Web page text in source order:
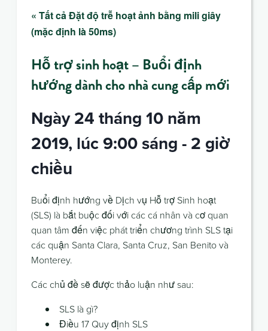
« Tất cả Đặt độ trễ hoạt ảnh bằng mili giây
(mặc định là 50ms)
Hỗ trợ sinh hoạt – Buổi định
hướng dành cho nhà cung cấp mới
Ngày 24 tháng 10 năm
2019, lúc 9:00 sáng - 2 giờ
chiều
Buổi định hướng về Dịch vụ Hỗ trợ Sinh hoạt
(SLS) là bắt buộc đối với các cá nhân và cơ quan
quan tâm đến việc phát triển chương trình SLS tại
các quận Santa Clara, Santa Cruz, San Benito và
Monterey.
Các chủ đề sẽ được thảo luận như sau:
SLS là gì?
Điều 17 Quy định SLS